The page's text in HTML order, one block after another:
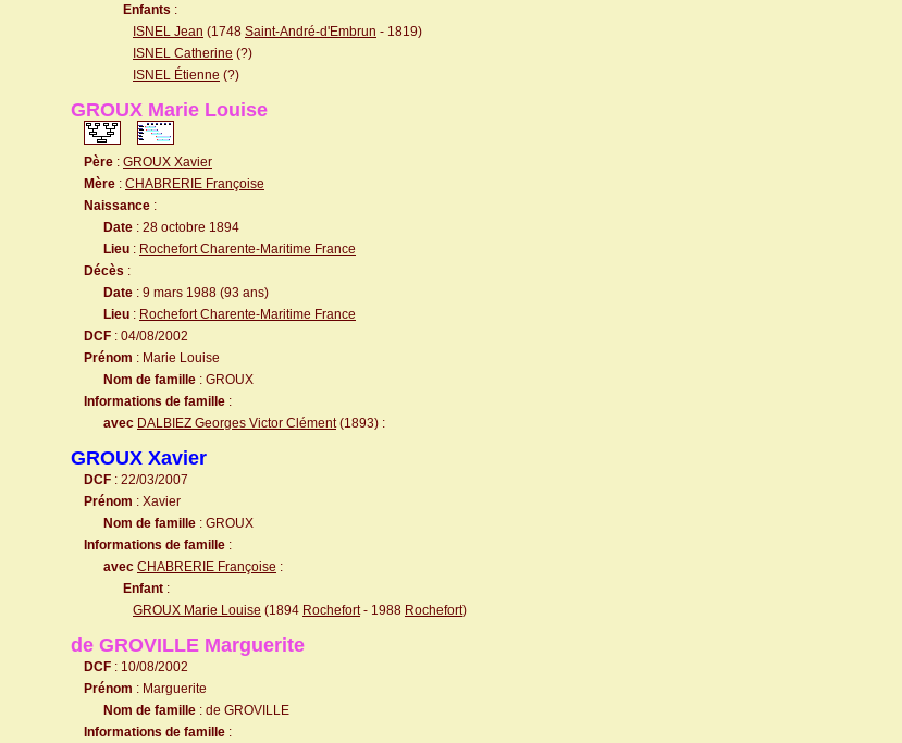
Enfants :
ISNEL Jean (1748 Saint-André-d'Embrun - 1819)
ISNEL Catherine (?)
ISNEL Étienne (?)
GROUX Marie Louise
Père : GROUX Xavier
Mère : CHABRERIE Françoise
Naissance :
Date : 28 octobre 1894
Lieu : Rochefort Charente-Maritime France
Décès :
Date : 9 mars 1988 (93 ans)
Lieu : Rochefort Charente-Maritime France
DCF : 04/08/2002
Prénom : Marie Louise
Nom de famille : GROUX
Informations de famille :
avec DALBIEZ Georges Victor Clément(1893) :
GROUX Xavier
DCF : 22/03/2007
Prénom : Xavier
Nom de famille : GROUX
Informations de famille :
avec CHABRERIE Françoise :
Enfant :
GROUX Marie Louise (1894 Rochefort- 1988 Rochefort)
de GROVILLE Marguerite
DCF : 10/08/2002
Prénom : Marguerite
Nom de famille : de GROVILLE
Informations de famille :